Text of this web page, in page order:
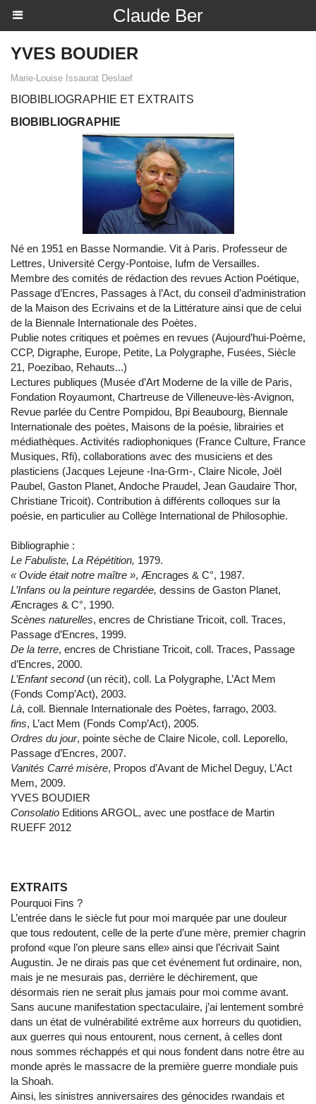
Claude Ber
YVES BOUDIER
Marie-Louise Issaurat Deslaef
BIOBIBLIOGRAPHIE ET EXTRAITS
BIOBIBLIOGRAPHIE
Né en 1951 en Basse Normandie. Vit à Paris. Professeur de
Lettres, Université Cergy-Pontoise, Iufm de Versailles.
Membre des comités de rédaction des revues Action Poétique,
Passage d’Encres, Passages à l’Act, du conseil d’administration
de la Maison des Ecrivains et de la Littérature ainsi que de celui
de la Biennale Internationale des Poètes.
Publie notes critiques et poèmes en revues (Aujourd’hui-Poème,
CCP, Digraphe, Europe, Petite, La Polygraphe, Fusées, Siècle
21, Poezibao, Rehauts...)
Lectures publiques (Musée d’Art Moderne de la ville de Paris,
Fondation Royaumont, Chartreuse de Villeneuve-lès-Avignon,
Revue parlée du Centre Pompidou, Bpi Beaubourg, Biennale
Internationale des poètes, Maisons de la poésie, librairies et
médiathèques. Activités radiophoniques (France Culture, France
Musiques, Rfi), collaborations avec des musiciens et des
plasticiens (Jacques Lejeune -Ina-Grm-, Claire Nicole, Joël
Paubel, Gaston Planet, Andoche Praudel, Jean Gaudaire Thor,
Christiane Tricoit). Contribution à différents colloques sur la
poésie, en particulier au Collège International de Philosophie.
Bibliographie :
Le Fabuliste, La Répétition, 1979.
« Ovide était notre maître », Æncrages & C°, 1987.
L’Infans ou la peinture regardée, dessins de Gaston Planet,
Æncrages & C°, 1990.
Scènes naturelles, encres de Christiane Tricoit, coll. Traces,
Passage d’Encres, 1999.
De la terre, encres de Christiane Tricoit, coll. Traces, Passage
d’Encres, 2000.
L’Enfant second(un récit), coll. La Polygraphe, L’Act Mem
(Fonds Comp’Act), 2003.
Là, coll. Biennale Internationale des Poètes, farrago, 2003.
fins, L’act Mem (Fonds Comp’Act), 2005.
Ordres du jour, pointe sèche de Claire Nicole, coll. Leporello,
Passage d’Encres, 2007.
Vanités Carré misère, Propos d’Avant de Michel Deguy, L’Act
Mem, 2009.
YVES BOUDIER
Consolatio Editions ARGOL, avec une postface de Martin
RUEFF 2012
EXTRAITS
Pourquoi Fins ?
L’entrée dans le siècle fut pour moi marquée par une douleur
que tous redoutent, celle de la perte d’une mère, premier chagrin
profond «que l’on pleure sans elle» ainsi que l’écrivait Saint
Augustin. Je ne dirais pas que cet événement fut ordinaire, non,
mais je ne mesurais pas, derrière le déchirement, que
désormais rien ne serait plus jamais pour moi comme avant.
Sans aucune manifestation spectaculaire, j’ai lentement sombré
dans un état de vulnérabilité extrême aux horreurs du quotidien,
aux guerres qui nous entourent, nous cernent, à celles dont
nous sommes réchappés et qui nous fondent dans notre être au
monde après le massacre de la première guerre mondiale puis
la Shoah.
Ainsi, les sinistres anniversaires des génocides rwandais et